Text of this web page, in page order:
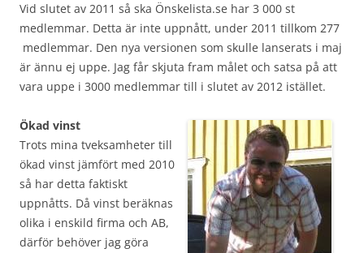
Vid slutet av 2011 så ska Önskelista.se har 3 000 st
medlemmar. Detta är inte uppnått, under 2011 tillkom 277
medlemmar. Den nya versionen som skulle lanserats i maj
är ännu ej uppe. Jag får skjuta fram målet och satsa på att
vara uppe i 3000 medlemmar till i slutet av 2012 istället.
Ökad vinst
Trots mina tveksamheter till
ökad vinst jämfört med 2010
så har detta faktiskt
uppnåtts. Då vinst beräknas
olika i enskild firma och AB,
därför behöver jag göra